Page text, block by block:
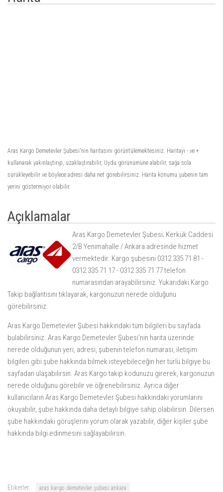
Aras Kargo Demetevler Şubesi'nin haritasını görüntülemektesiniz. Haritayı - ve +
kullanarak yakınlaştırıp, uzaklaştırabilir, Uydu görünümüne alabilir, sağa sola
sürükleyebilir ve böylece adresi daha net görebilirsiniz. Harita konumu şubenin tam
yerini göstermiyor olabilir.
Açıklamalar
Aras Kargo Demetevler Şubesi; Kerkük Caddesi
2/B Yenimahalle / Ankara adresinde hizmet
vermektedir. Kargo şubesini 0312 335 71 81 -
0312 335 71 17 - 0312 335 71 77 telefon
numarasından arayabilirsiniz. Yukarıdaki Kargo
Takip bağlantısını tıklayarak, kargonuzun nerede olduğunu
görebilirsiniz.
Aras Kargo Demetevler Şubesi hakkındaki tüm bilgileri bu sayfada
bulabilirsiniz. Aras Kargo Demetevler Şubesi'nin harita üzerinde
nerede olduğunun yeri, adresi, şubenin telefon numarası, iletişim
bilgileri gibi şube hakkında bilmek isteyebileceğin her türlü bilgiye bu
sayfadan ulaşabilirsin. Aras Kargo takip kodunuzu girerek, kargonuzun
nerede olduğunu görebilir ve öğrenebilirsiniz. Ayrıca diğer
kullanıcıların Aras Kargo Demetevler Şubesi hakkındaki yorumlarını
okuyabilir, şube hakkında daha detaylı bilgiye sahip olabilirsin. Dilersen
şube hakkındaki görüşlerini yorum olarak yazabilir, diğer kişiler şube
hakkında bilgi edinmesini sağlayabilirsin.
Etikerler:
aras kargo demetevler şubesi ankara